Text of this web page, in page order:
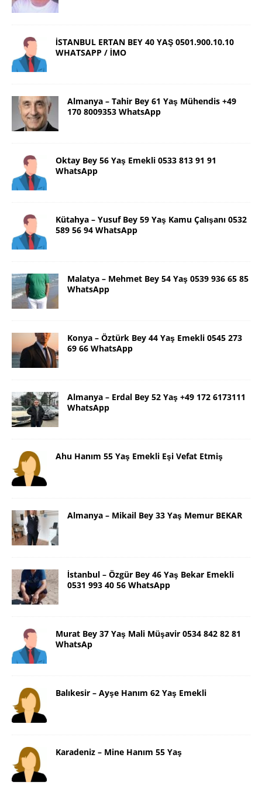
İSTANBUL ERTAN BEY 40 YAŞ 0501.900.10.10
WHATSAPP / İMO
Almanya – Tahir Bey 61 Yaş Mühendis +49
170 8009353 WhatsApp
Oktay Bey 56 Yaş Emekli 0533 813 91 91
WhatsApp
Kütahya – Yusuf Bey 59 Yaş Kamu Çalışanı 0532
589 56 94 WhatsApp
Malatya – Mehmet Bey 54 Yaş 0539 936 65 85
WhatsApp
Konya – Öztürk Bey 44 Yaş Emekli 0545 273
69 66 WhatsApp
Almanya – Erdal Bey 52 Yaş +49 172 6173111
WhatsApp
Ahu Hanım 55 Yaş Emekli Eşi Vefat Etmiş
Almanya – Mikail Bey 33 Yaş Memur BEKAR
İstanbul – Özgür Bey 46 Yaş Bekar Emekli
0531 993 40 56 WhatsApp
Murat Bey 37 Yaş Mali Müşavir 0534 842 82 81
WhatsAp
Balıkesir – Ayşe Hanım 62 Yaş Emekli
Karadeniz – Mine Hanım 55 Yaş